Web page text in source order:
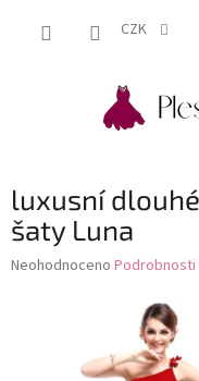
CZK
luxusní
šaty Luna
Průměrné
Neohodnoceno